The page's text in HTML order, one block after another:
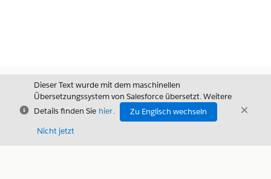
Schließen
Dieser Text wurde mit dem maschinellen
Übersetzungssystem von Salesforce übersetzt. Weitere
Details finden Sie hier.
Zu Englisch wechseln
Nicht jetzt